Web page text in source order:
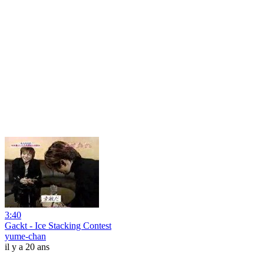
3:40
Gackt - Ice Stacking Contest
yume-chan
il y a 20 ans